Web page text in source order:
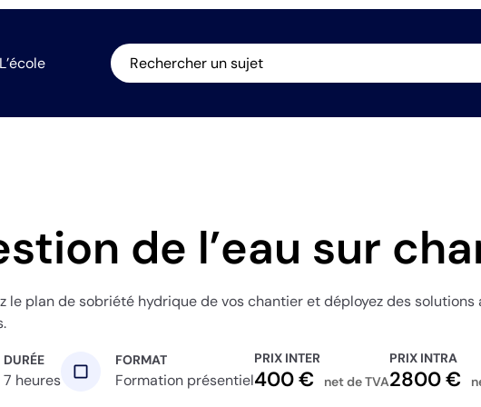
L’école Rechercher un sujet
de l’eau sur
le plan de sobriété hydrique de vos chantier et déployez des
DURÉE
7 heures crop_square
FORMAT
Formation présentiel
PRIX INTER
400 € net de TVA
PRIX INTRA
2800 €